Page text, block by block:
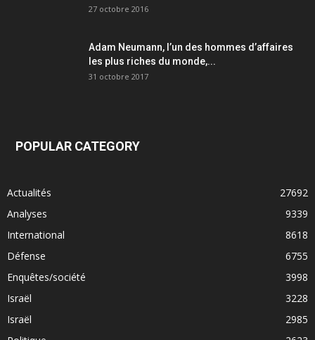
27 octobre 2016
Adam Neumann, l’un des hommes d’affaires
les plus riches du monde,...
31 octobre 2017
POPULAR CATEGORY
Actualités
27692
Analyses
9339
International
8618
Défense
6755
Enquêtes/société
3998
Israël
3228
Israël
2985